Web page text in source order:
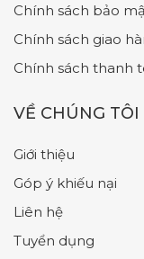
Chính sách bảo
Chính sách giao
Chính sách thanh
VỀ CHÚNG TÔI
Giới thiệu
Góp ý khiếu nại
Liên hệ
Tuyển dụng